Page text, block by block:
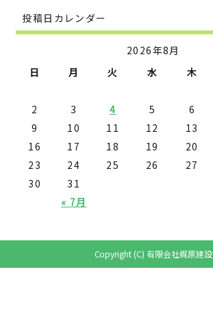
投稿日カレンダー
2026年8月
日
月 火 水 木
« 7月
2
3 4 5 6
9
10 11 12 13
16
17 18 19 20
23
24 25 26 27
30
31
Copyright (C) 有限会社梶原建設